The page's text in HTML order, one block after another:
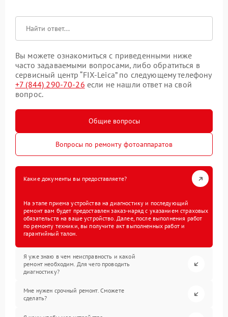
Вы можете ознакомиться с приведенными ниже
часто задаваемыми вопросами, либо обратиться в
сервисный центр “FIX-Leica” по следующему телефону
+7 (844) 290-70-26 если не нашли ответ на свой
вопрос.
Общие вопросы
Вопросы по ремонту фотоаппаратов
Какие документы вы предоставляете?
На этапе приема устройства на диагностику и последующий
ремонт вам будет предоставлен заказ-наряд с указанием страховых
обязательств на ваше устройство. Далее, после выполнения работ
по ремонту техники, вы получите акт выполненных работ и
гарантийный талон.
Я уже знаю в чем неисправность и какой
ремонт необходим. Для чего проводить
диагностику?
Мне нужен срочный ремонт. Сможете
сделать?